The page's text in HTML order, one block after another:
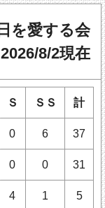
を愛する会
8/2現在
Ｓ ＳＳ 計
0 6 37
0 0 31
4 1 5